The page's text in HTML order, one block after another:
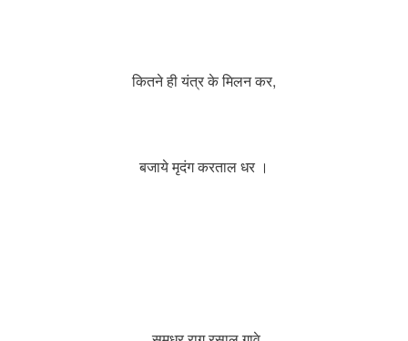
कितने ही यंत्र के मिलन कर,
बजाये मृदंग करताल धर ।